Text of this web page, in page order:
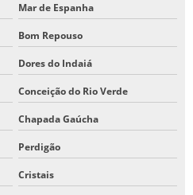
Mar de Espanha
Bom Repouso
Dores do Indaiá
Conceição do Rio Verde
Chapada Gaúcha
Perdigão
Cristais